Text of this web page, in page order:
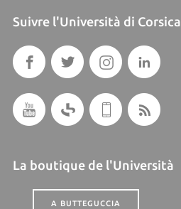
Suivre l'Università di Corsica
La boutique de l'Università
A BUTTEGUCCIA